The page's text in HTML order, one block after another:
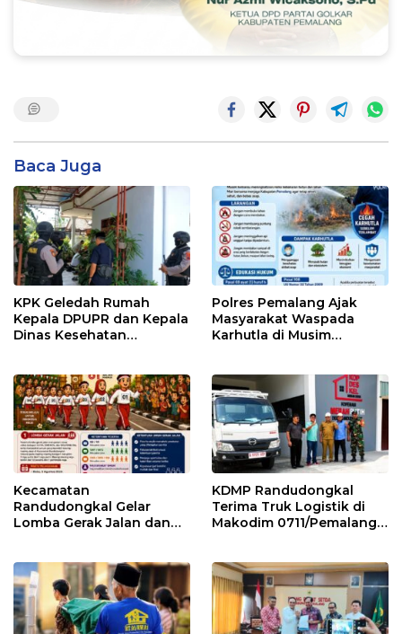
Baca Juga
KPK Geledah Rumah
Kepala DPUPR dan Kepala
Dinas Kesehatan
Polres Pemalang Ajak
Masyarakat Waspada
Karhutla di Musim
Kecamatan
Randudongkal Gelar
Lomba Gerak Jalan dan
KDMP Randudongkal
Terima Truk Logistik di
Makodim 0711/Pemalang